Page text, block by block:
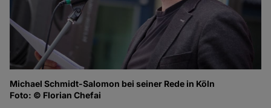
Michael Schmidt-Salomon bei seiner Rede in Köln
Foto: © Florian Chefai